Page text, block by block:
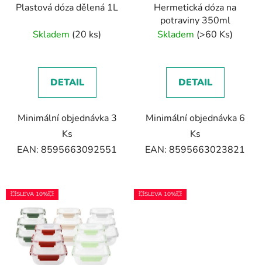
Plastová dóza dělená 1L
Skladem (20 ks)
DETAIL
Minimální objednávka 3
Ks
EAN: 8595663092551
Hermetická dóza na
potraviny 350ml
Skladem (>60 Ks)
DETAIL
Minimální objednávka 6
Ks
EAN: 8595663023821
💥SLEVA 10%💥 💥SLEVA 10%💥